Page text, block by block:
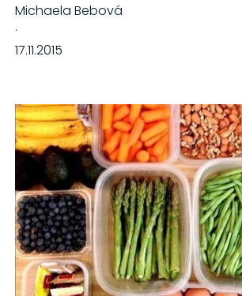
Michaela Bebová
·
17.11.2015